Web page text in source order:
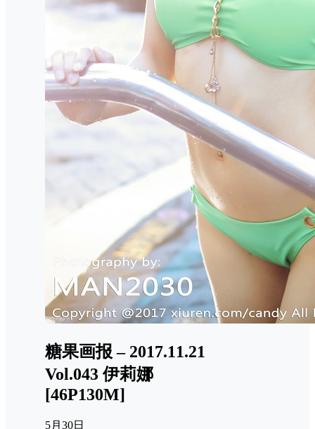
糖果画报 – 2017.11.21
Vol.043 伊莉娜
[46P130M]
5月30日